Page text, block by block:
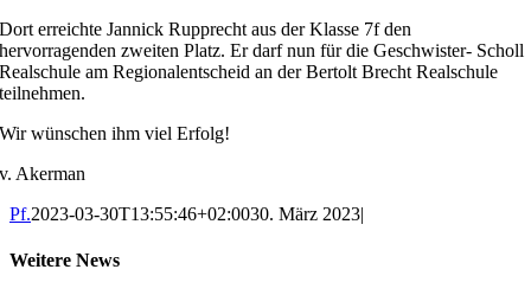
Dort erreichte Jannick Rupprecht aus der Klasse 7f den
hervorragenden zweiten Platz. Er darf nun für die Geschwister- Scholl
Realschule am Regionalentscheid an der Bertolt Brecht Realschule
teilnehmen.
Wir wünschen ihm viel Erfolg!
v. Akerman
Pf.2023-03-30T13:55:46+02:0030. März 2023|
Weitere News